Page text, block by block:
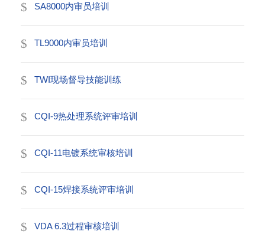
SA8000内审员培训
TL9000内审员培训
TWI现场督导技能训练
CQI-9热处理系统评审培训
CQI-11电镀系统审核培训
CQI-15焊接系统评审培训
VDA 6.3过程审核培训